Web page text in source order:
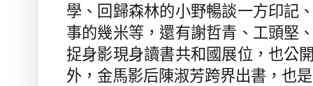
學、回歸森林的小野暢談一方印記
事的幾米等，還有謝哲青、工頭堅
捉身影現身讀書共和國展位，也公
外，金馬影后陳淑芳跨界出書，也